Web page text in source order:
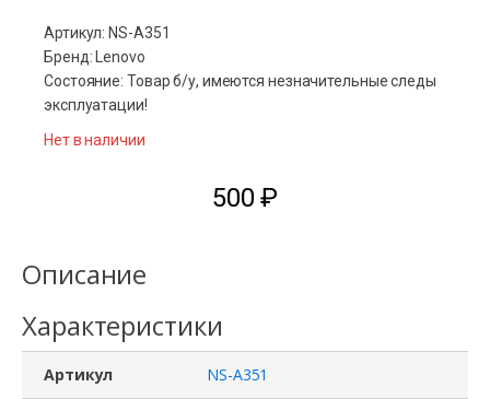
Артикул: NS-A351
Бренд: Lenovo
Состояние: Товар б/у, имеются незначительные следы
эксплуатации!
Нет в наличии
500₽
Описание
Характеристики
Артикул NS-A351